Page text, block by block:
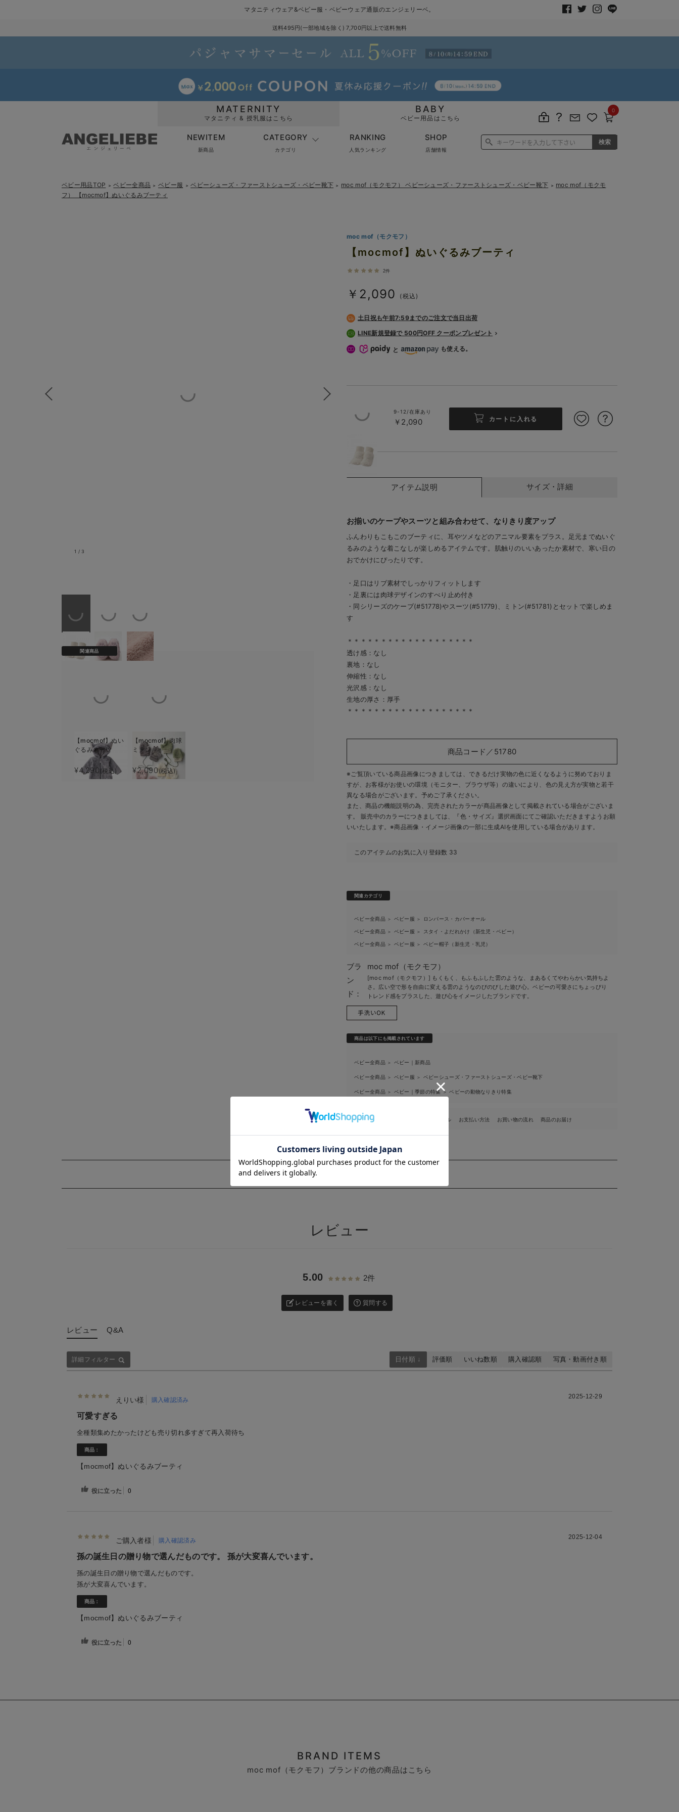
マタニティウェア&ベビー服・ベビーウェア通販のエンジェリーベ。
送料495円(一部地域を除く) 7,700円以上で送料無料
MATERNITY
マタニティ & 授乳服はこちら
BABY
ベビー用品はこちら
0
NEWITEM
新商品
CATEGORY
カテゴリ
RANKING
人気ランキング
SHOP
店舗情報
ベビー用品TOP ＞ ベビー全商品 ＞ ベビー服 ＞ ベビーシューズ・ファーストシューズ・ベビー靴下 ＞ moc mof（モクモフ） ベビーシューズ・ファーストシューズ・ベビー靴下 ＞
moc mof（モクモ
フ） 【mocmof】ぬいぐるみブーティ
1 / 3
関連商品
【mocmof】ぬい
ぐるみスーツ
¥4,290 (税込)
【mocmof】肉球
ミトン
¥2,090(税込)
moc mof（モクモフ）
【mocmof】ぬいぐるみブーティ
2件
￥2,090 (税込)
土日祝も午前7:59までのご注文で当日出荷
LINE新規登録で 500円OFF クーポンプレゼント
と も使える。
9-12/在庫あり
￥2,090 カートに入れる
アイテム説明 サイズ・詳細
お揃いのケープやスーツと組み合わせて、なりきり度アップ
ふんわりもこもこのブーティに、耳やツメなどのアニマル要素をプラス。足元までぬいぐ
るみのような着こなしが楽しめるアイテムです。肌触りのいいあったか素材で、寒い日の
おでかけにぴったりです。
・足口はリブ素材でしっかりフィットします
・足裏には肉球デザインのすべり止め付き
・同シリーズのケープ(#51778)やスーツ(#51779)、ミトン(#51781)とセットで楽しめま
す
＊＊＊＊＊＊＊＊＊＊＊＊＊＊＊＊＊＊＊
透け感：なし
裏地：なし
伸縮性：なし
光沢感：なし
生地の厚さ：厚手
＊＊＊＊＊＊＊＊＊＊＊＊＊＊＊＊＊＊＊
商品コード／51780
※ご覧頂いている商品画像につきましては、できるだけ実物の色に近くなるように努めておりま
すが、 お客様がお使いの環境（モニター、ブラウザ等）の違いにより、色の見え方が実物と若干
異なる場合がございます。予めご了承ください。
また、商品の機能説明の為、完売されたカラーが商品画像として掲載されている場合がございま
す。 販売中のカラーにつきましては、『色・サイズ』選択画面にてご確認いただきますようお願
いいたします。 ※商品画像・イメージ画像の一部に生成AIを使用している場合があります。
このアイテムのお気に入り登録数 33
関連カテゴリ
ベビー全商品 ＞ ベビー服 ＞ ロンパース・カバーオール
ベビー全商品 ＞ ベビー服 ＞ スタイ・よだれかけ（新生児・ベビー）
ベビー全商品 ＞ ベビー服 ＞ ベビー帽子（新生児・乳児）
ブラ
ン
ド：
moc mof（モクモフ）
[moc mof（モクモフ）] もくもく、もふもふした雲のような、まあるくてやわらかい気持ちよ
さ。広い空で形を自由に変える雲のようなのびのびした遊び心。ベビーの可愛さにちょっぴり
トレンド感をプラスした、遊び心をイメージしたブランドです。
商品は以下にも掲載されています
ベビー全商品 ＞ ベビー｜新商品
ベビー全商品 ＞ ベビー服 ＞ ベビーシューズ・ファーストシューズ・ベビー靴下
ベビー全商品 ＞ ベビー｜季節の特集 ＞ ベビーの動物なりきり特集
キャンセル お支払い方法 お買い物の流れ 商品のお届け
関連商品
(税込)
このアイテムをシェアする
レビュー
5.00 2件
レビューを書く 質問する
レビュー Q&A
詳細フィルター 日付順 ↓ 評価順 いいね数順 購入確認順 写真・動画付き順
えりい様 購入確認済み 2025-12-29
可愛すぎる
全種類集めたかったけども売り切れ多すぎて再入荷待ち
商品：
【mocmof】ぬいぐるみブーティ
役に立った 0
ご購入者様 購入確認済み 2025-12-04
孫の誕生日の贈り物で選んだものです。 孫が大変喜んでいます。
孫の誕生日の贈り物で選んだものです。
孫が大変喜んでいます。
商品：
【mocmof】ぬいぐるみブーティ
役に立った 0
BRAND ITEMS
moc mof（モクモフ）ブランドの他の商品はこちら
お気に入り商品を確認する